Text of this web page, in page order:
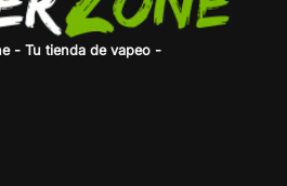
- Tu tienda de vapeo -